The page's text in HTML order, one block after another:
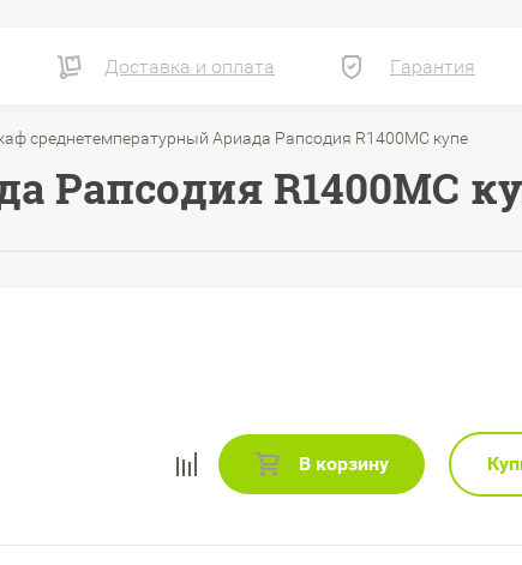
Доставка и оплата Гарантия
среднетемпературный Ариада Рапсодия R1400MC купе
Рапсодия R1400MC
В корзину